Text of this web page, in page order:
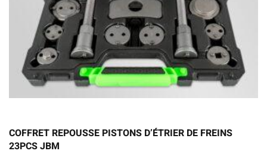
COFFRET REPOUSSE PISTONS D’ÉTRIER DE FREINS
23PCS JBM